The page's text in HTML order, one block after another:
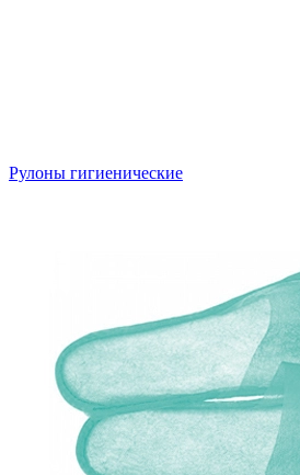
Рулоны гигиенические